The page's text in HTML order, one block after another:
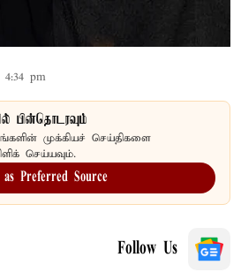
4:34 pm
பின்தொடரவும்
முக்கியச் செய்திகளை
செய்யவும்.
as Preferred Source
Follow Us